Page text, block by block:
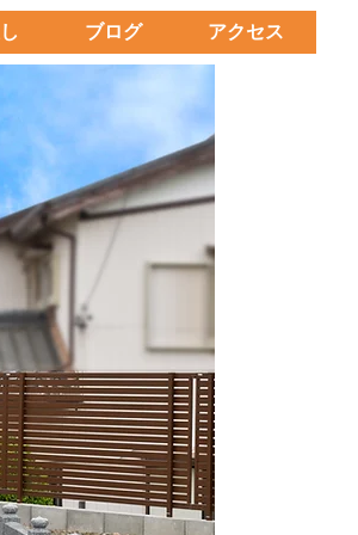
ブログ アクセス